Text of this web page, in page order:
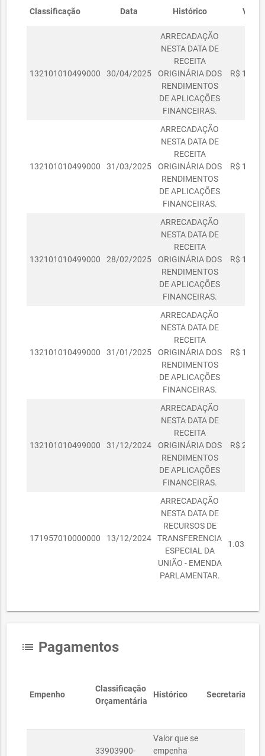
Classificação Data Histórico Valor
132101010499000 30/04/2025
ARRECADAÇÃO
NESTA DATA DE
RECEITA
ORIGINÁRIA DOS
RENDIMENTOS
DE APLICAÇÕES
FINANCEIRAS.
R$
132101010499000 31/03/2025
ARRECADAÇÃO
NESTA DATA DE
RECEITA
ORIGINÁRIA DOS
RENDIMENTOS
DE APLICAÇÕES
FINANCEIRAS.
R$
132101010499000 28/02/2025
ARRECADAÇÃO
NESTA DATA DE
RECEITA
ORIGINÁRIA DOS
RENDIMENTOS
DE APLICAÇÕES
FINANCEIRAS.
R$
132101010499000 31/01/2025
ARRECADAÇÃO
NESTA DATA DE
RECEITA
ORIGINÁRIA DOS
RENDIMENTOS
DE APLICAÇÕES
FINANCEIRAS.
R$
132101010499000 31/12/2024
ARRECADAÇÃO
NESTA DATA DE
RECEITA
ORIGINÁRIA DOS
RENDIMENTOS
DE APLICAÇÕES
FINANCEIRAS.
R$
171957010000000 13/12/2024
ARRECADAÇÃO
NESTA DATA DE
RECURSOS DE
TRANSFERENCIA
ESPECIAL DA
UNIÃO - EMENDA
PARLAMENTAR.
list Pagamentos
Empenho
Classificação
Orçamentária
Histórico Secretaria
33903900-
Valor que se
empenha